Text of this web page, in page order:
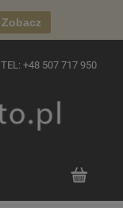
Zobacz
TEL: +48 507 717 950